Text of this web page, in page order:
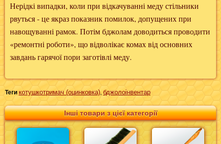
Нерідкі випадки, коли при відкачуванні меду стільники
рвуться - це якраз показник помилок, допущених при
навощуванні рамок. Потім бджолам доводиться проводити
«ремонтні роботи», що відволікає комах від основних
завдань гарячої пори заготівлі меду.
Теги котушкотримач (оцинковка), бджолоінвентар
Інші товари з цієї категорії